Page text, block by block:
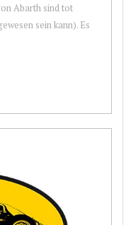
Abarth sind tot
sein kann). Es